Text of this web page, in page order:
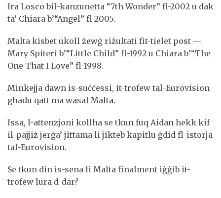
Ira Losco bil-kanzunetta “7th Wonder” fl-2002 u dak
ta’ Chiara b’“Angel” fl-2005.
Malta kisbet ukoll żewġ riżultati fit-tielet post —
Mary Spiteri b’“Little Child” fl-1992 u Chiara b’“The
One That I Love” fl-1998.
Minkejja dawn is-suċċessi, it-trofew tal-Eurovision
għadu qatt ma wasal Malta.
Issa, l-attenzjoni kollha se tkun fuq Aidan hekk kif
il-pajjiż jerġa’ jittama li jikteb kapitlu ġdid fl-istorja
tal-Eurovision.
Se tkun din is-sena li Malta finalment iġġib it-
trofew lura d-dar?